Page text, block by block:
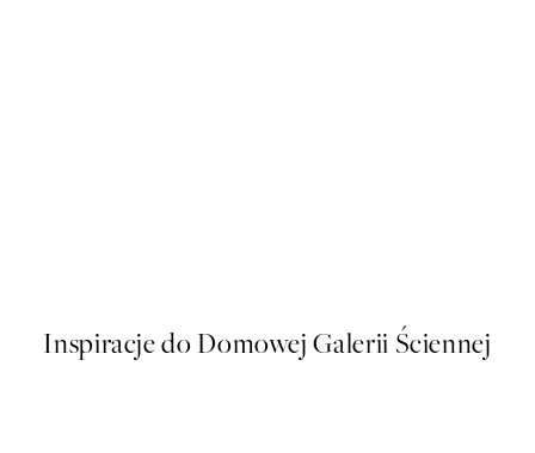
Inspiracje do Domowej Galerii Ściennej